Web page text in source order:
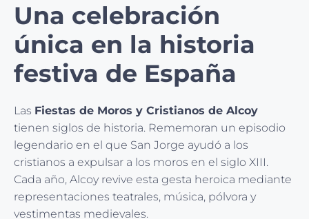
Una celebración
única en la historia
festiva de España
Las Fiestas de Moros y Cristianos de Alcoy
tienen siglos de historia. Rememoran un episodio
legendario en el que San Jorge ayudó a los
cristianos a expulsar a los moros en el siglo XIII.
Cada año, Alcoy revive esta gesta heroica mediante
representaciones teatrales, música, pólvora y
vestimentas medievales.